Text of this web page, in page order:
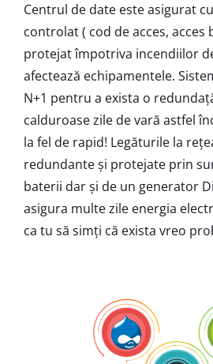
Centrul de date este asigurat
controlat ( cod de acces, acces
protejat împotriva incendiilor
afectează echipamentele.
N+1 pentru a exista o
calduroase zile de vară astfel
la fel de rapid! Legăturile la
redundante și protejate prin
baterii dar și de un generator
asigura multe zile energia
ca tu să simți că exista vreo